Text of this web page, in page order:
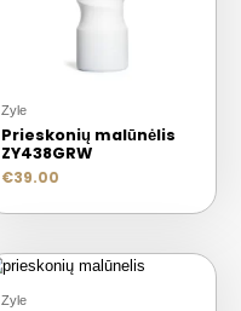
Zyle
Prieskonių malūnėlis
ZY438GRW
€39.00
Zyle